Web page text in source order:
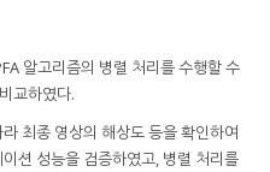
알고리즘의 병렬 처리를 수행할 수
교하였다.
최종 영상의 해상도 등을 확인하여
션 성능을 검증하였고, 병렬 처리를